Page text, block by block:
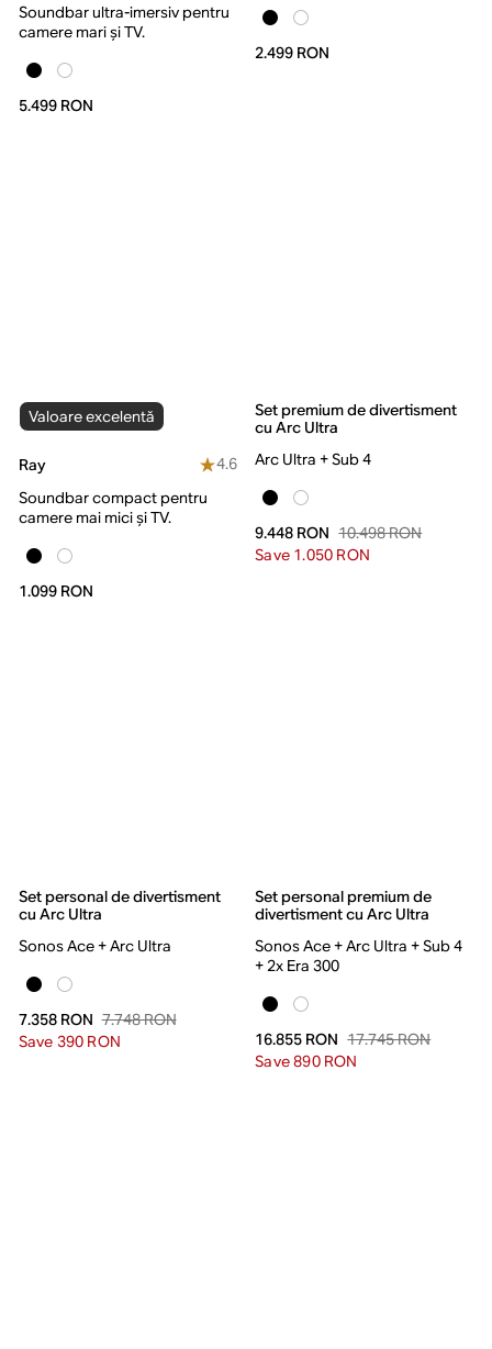
Soundbar ultra-imersiv pentru
camere mari și TV.
5.499 RON
2.499 RON
Valoare excelentă
Ray
4.6
Soundbar compact pentru
camere mai mici și TV.
1.099 RON
Set premium de divertisment
cu Arc Ultra
Arc Ultra + Sub 4
9.448 RON 10.498 RON
Save 1.050 RON
Set personal de divertisment
cu Arc Ultra
Sonos Ace + Arc Ultra
7.358 RON 7.748 RON
Save 390 RON
Set personal premium de
divertisment cu Arc Ultra
Sonos Ace + Arc Ultra + Sub 4
+ 2x Era 300
16.855 RON 17.745 RON
Save 890 RON